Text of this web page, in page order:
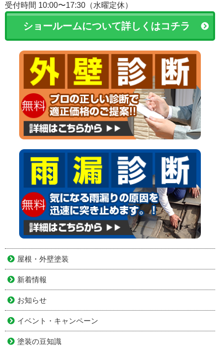
受付時間 10:00〜17:30（水曜定休）
ショールームについて詳しくはコチラ
屋根・外壁塗装
新着情報
お知らせ
イベント・キャンペーン
塗装の豆知識